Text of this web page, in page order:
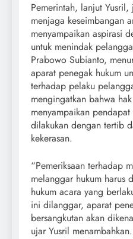
Pemerintah, lanjut
menjaga keseimbangan
menyampaikan aspirasi
untuk menindak
Prabowo Subianto,
aparat penegak hukum
terhadap pelaku
mengingatkan bahwa
menyampaikan
dilakukan dengan tertib
kekerasan.
“Pemeriksaan terhadap
melanggar hukum harus
hukum acara yang
ini dilanggar, aparat
bersangkutan akan
ujar Yusril menambahkan.